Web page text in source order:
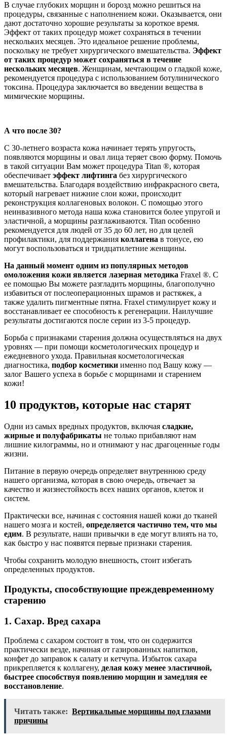
В случае глубоких морщин и борозд можно решиться на
процедуры, связанные с наполнением кожи. Оказывается, они
дают достаточно хорошие результаты за короткое время.
Эффект от таких процедур может сохраняться в течении
нескольких месяцев. Это идеальное решение проблемы,
поскольку не требует хирургического вмешательства. Эффект
от таких процедур может сохраняться в течение
нескольких месяцев. Женщинам, мечтающим о гладкой коже,
рекомендуется процедура с использованием ботулинического
токсина. Процедура заключается во введении вещества в
мимические морщины.
А что после 30?
С 30-летнего возраста кожа начинает терять упругость,
появляются морщины и овал лица теряет свою форму. Помочь
в такой ситуации Вам может процедура Titan ®, которая
обеспечивает эффект лифтинга без хирургического
вмешательства. Благодаря воздействию инфракрасного света,
который нагревает нижние слои кожи, происходит
реконструкция коллагеновых волокон. С помощью этого
неинвазивного метода наша кожа становится более упругой и
эластичной, а морщины разглаживаются. Titan особенно
рекомендуется для людей от 35 до 60 лет, но для целей
профилактики, для поддержания коллагена в тонусе, ею
могут воспользоваться и тридцатилетние женщины.
На данный момент одним из популярных методов
омоложения кожи является лазерная методика Fraxel ®. С
ее помощью Вы можете разгладить морщины, благополучно
избавиться от послеоперационных шрамов и растяжек, а
также удалить пигментные пятна. Fraxel стимулирует кожу и
восстанавливает ее способность к регенерации. Наилучшие
результаты достигаются после серии из 3-5 процедур.
Борьба с признаками старения должна осуществляться на двух
уровнях — при помощи косметологических процедур и
ежедневного ухода. Правильная косметологическая
диагностика, подбор косметики именно под Вашу кожу —
залог Вашего успеха в борьбе с морщинами и старением
кожи!
10 продуктов, которые нас старят
Одни из самых вредных продуктов, включая сладкие,
жирные и полуфабрикаты не только прибавляют нам
лишние килограммы, но и отнимают у нас драгоценные годы
жизни.
Питание в первую очередь определяет внутреннюю среду
нашего организма, которая в свою очередь, отвечает за
качество и жизнестойкость всех наших органов, клеток и
систем.
Практически все, начиная с состояния нашей кожи до тканей
нашего мозга и костей, определяется частично тем, что мы
едим. В результате, наши привычки в еде могут влиять на то,
как быстро у нас появятся первые признаки старения.
Чтобы сохранить молодую внешность, стоит избегать
определенных продуктов.
Продукты, способствующие преждевременному
старению
1. Сахар. Вред сахара
Проблема с сахаром состоит в том, что он содержится
практически везде, начиная от газированных напитков,
конфет до заправок к салату и кетчупа. Избыток сахара
прикрепляется к коллагену, делая кожу менее эластичной,
быстрее способствуя появлению морщин и замедляя ее
восстановление.
Читать также: Вертикальные морщины под глазами
причины